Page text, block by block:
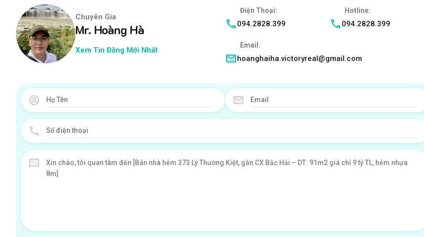
Chuyên Gia
Mr. Hoàng Hà
Xem Tin Đăng Mới Nhất
Điện Thoại:
094.2828.399
Hotline:
094.2828.399
Email:
hoanghaiha.victoryreal@gmail.com